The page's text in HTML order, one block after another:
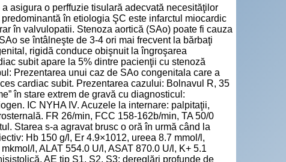
asigura o perffuzie tisulară adecvată necesităţilor
în etiologia ŞC este infarctul miocardic
în valvulopatii. Stenoza aortică (SAo) poate fi cauza
se întâlneşte de 3-4 ori mai frecvent la bărbaţi
rigidă conduce obişnuit la îngroşarea
subit apare la 5% dintre pacienţii cu stenoză
Prezentarea unui caz de SAo congenitala care a
cardiac subit. Prezentarea cazului: Bolnavul R, 35
în stare extrem de gravă cu diagnosticul:
IC NYHA IV. Acuzele la internare: palpitaţii,
FR 26/min, FCC 158-162b/min, TA 50/0
Starea s-a agravat brusc o oră în urmă când la
Hb 150 g/l, Er 4.9×1012, ureea 8.7 mmol/l,
l, ALAT 554.0 U/l, ASAT 870.0 U/l, K+ 5.1
AE tip S1, S2, S3; dereglări profunde de